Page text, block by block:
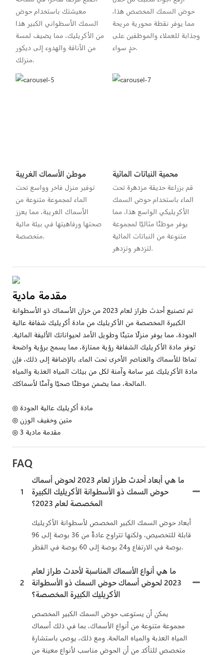
معيشتك باستخدام حوض
السمك الأسطواني الكبير هذا
من الأكريليك، مما يضيف لمسة
من الأناقة والهدوء إلى ديكور
منزلك.
حوض السمك المخصص هذا،
مما يوفر نقطة محورية مريحة
وجذابة للعملاء والموظفين على
حدٍ سواء.
موطن الأسماك الغريبة
توفير منزل فاخر وواسع تحت
الماء لمجموعة متنوعة من
الأسماك الغريبة، مما يعزز
صحتها ورفاهيتها في بيئة مائية
متخصصة.
محمية النباتات المائية
قم بزراعة حديقة مزدهرة تحت
الماء باستخدام حوض السمك
الأكريليكي الواسع هذا، مما
يوفر موطنًا مثاليًا لمجموعة
متنوعة من النباتات المائية
لتزدهر وتزدهر.
مقدمة مادية
تم تصنيع أحدث طراز لعام 2023 من خزان الأسماك ذو الأسطوانة
الكبيرة المخصصة من الأكريليك من مادة أكريليك شفافة عالية
الجودة، مما يوفر منزلًا متينًا وطويل الأمد لحيواناتك الأليفة المائية.
توفر مادة الأكريليك الشفافة رؤية ممتازة، مما يسمح برؤية واضحة
تمامًا للأسماك والعناصر الأخرى تحت الماء. بالإضافة إلى ذلك، فإن
مادة الأكريليك غير سامة وآمنة لكل من بيئات المياه العذبة والمياه
المالحة، مما يضمن موطنًا صحيًا وآمنًا لأسماكك.
◎ متين وخفيف الوزن
◎ مقدمة مادية 3
FAQ
1
ما هي أبعاد أحدث طراز لعام 2023 لحوض أسماك
حوض السمك ذو الأسطوانة الأكريليك الكبيرة
المخصصة لعام 2023؟
أبعاد حوض السمك الكبير المخصص لأسطوانة الأكريليك
قابلة للتخصيص، ولكنها تتراوح عادةً من 36 بوصة إلى 96
بوصة في الارتفاع و24 بوصة إلى 60 بوصة في القطر.
2
ما هي أنواع الأسماك المناسبة لأحدث طراز لعام
2023 لحوض أسماك حوض السمك ذو الأسطوانة
الأكريليك الكبيرة المخصصة؟
يمكن أن يستوعب حوض السمك الكبير المخصص
مجموعة متنوعة من أنواع الأسماك، بما في ذلك أسماك
المياه العذبة والمياه المالحة. ومع ذلك، يوصى باستشارة
متخصص للتأكد من أن الحوض مناسب لأنواع معينة من